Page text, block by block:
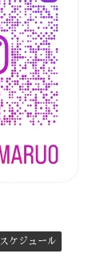
スケジュール